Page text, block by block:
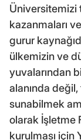
Üniversitemizi
kazanmaları
gurur
ülkemizin ve
yuvalarından
alanında
sunabilmek
olarak İşletme
kurulması için